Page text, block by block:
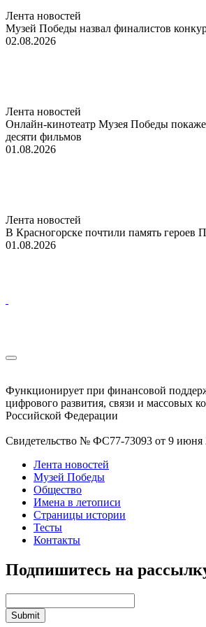
Лента новостей
Музей Победы назвал финалистов
02.08.2026
Лента новостей
Онлайн-кинотеатр Музея Победы
десяти фильмов
01.08.2026
Лента новостей
В Красногорске почтили память героев
01.08.2026
Функционирует при финансовой
цифрового развития, связи и массовых
Российской Федерации
Свидетельство № ФС77-73093 от 9 июня
Лента новостей
Музей Победы
Общество
Имена в летописи
Страницы истории
Тесты
Контакты
Подпишитесь на